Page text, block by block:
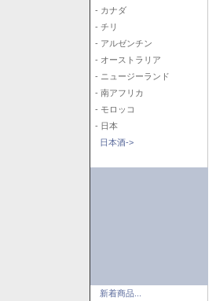
- カナダ
- チリ
- アルゼンチン
- オーストラリア
- ニュージーランド
- 南アフリカ
- モロッコ
- 日本
日本酒->
新着商品...